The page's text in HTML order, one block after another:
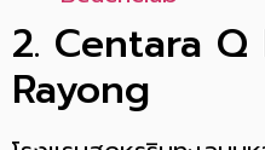
2. Centara Q
Rayong